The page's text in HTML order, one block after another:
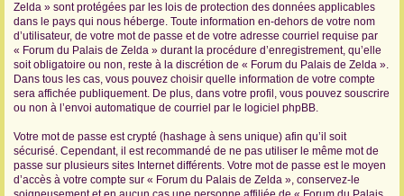
Zelda » sont protégées par les lois de protection des données applicables
dans le pays qui nous héberge. Toute information en-dehors de votre nom
d’utilisateur, de votre mot de passe et de votre adresse courriel requise par
« Forum du Palais de Zelda » durant la procédure d’enregistrement, qu’elle
soit obligatoire ou non, reste à la discrétion de « Forum du Palais de Zelda ».
Dans tous les cas, vous pouvez choisir quelle information de votre compte
sera affichée publiquement. De plus, dans votre profil, vous pouvez souscrire
ou non à l’envoi automatique de courriel par le logiciel phpBB.
Votre mot de passe est crypté (hashage à sens unique) afin qu’il soit
sécurisé. Cependant, il est recommandé de ne pas utiliser le même mot de
passe sur plusieurs sites Internet différents. Votre mot de passe est le moyen
d’accès à votre compte sur « Forum du Palais de Zelda », conservez-le